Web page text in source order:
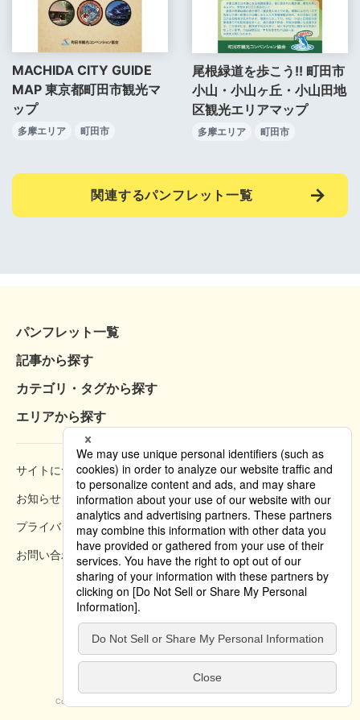
MACHIDA CITY GUIDE
MAP 東京都町田市観光マ
ップ
多摩エリア 町田市
尾根緑道を歩こう!! 町田市
小山・小山ヶ丘・小山田地
区観光エリアマップ
多摩エリア 町田市
関連するパンフレット一覧
パンフレット一覧
記事から探す
カテゴリ・タグから探す
エリアから探す
サイトについて 閲覧方法
お知らせ 掲載規約
プライバシーポリシー クッキーポリシー
お問い合わせ 掲載方法のご案内
Copyright © 2019 Tokyo Convention & Visitors Bureau. All rights reserved.